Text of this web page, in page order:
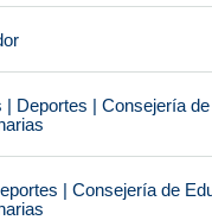
Deportes | Consejería
| Consejería de